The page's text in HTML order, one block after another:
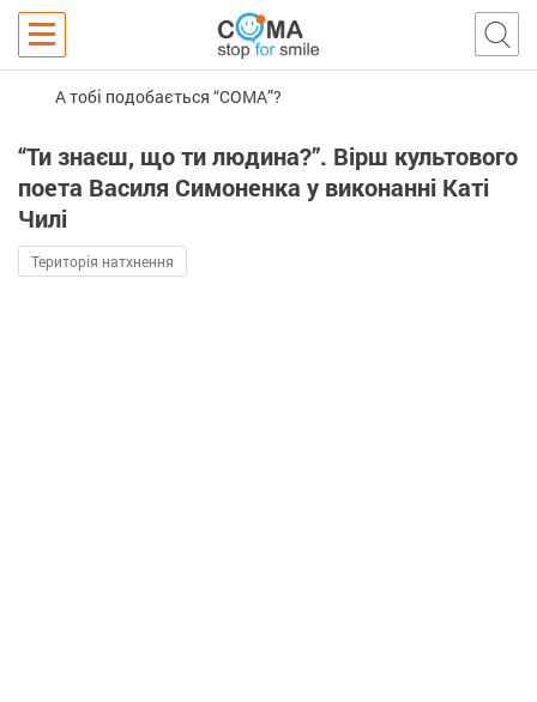
А тобі подобається “COMA”?
“Ти знаєш, що ти людина?”. Вірш культового
поета Василя Симоненка у виконанні Каті
Чилі
Територія натхнення